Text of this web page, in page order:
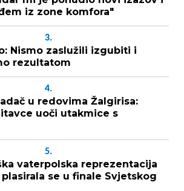
iz zone komfora"
3.
Nismo zaslužili izgubiti i
rezultatom
4.
u redovima Žalgirisa:
uoči utakmice s
5.
vaterpolska reprezentacija
se u finale Svjetskog